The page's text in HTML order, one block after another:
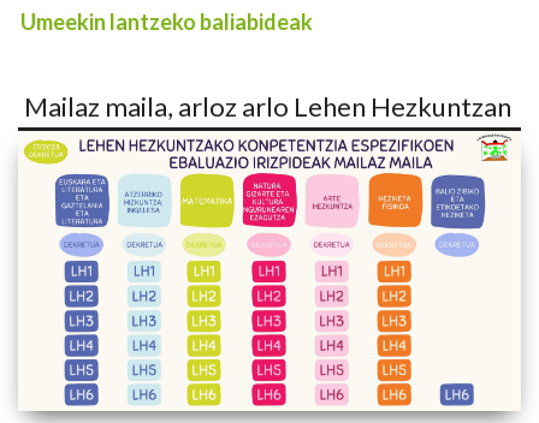
Umeekin lantzeko baliabideak
Mailaz maila, arloz arlo Lehen Hezkuntzan